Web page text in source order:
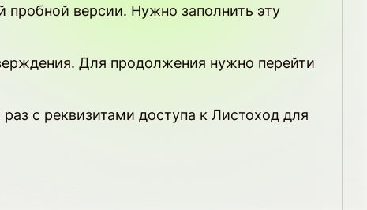
версии. Нужно заполнить эту
Для продолжения нужно перейти
с реквизитами доступа к Листоход для